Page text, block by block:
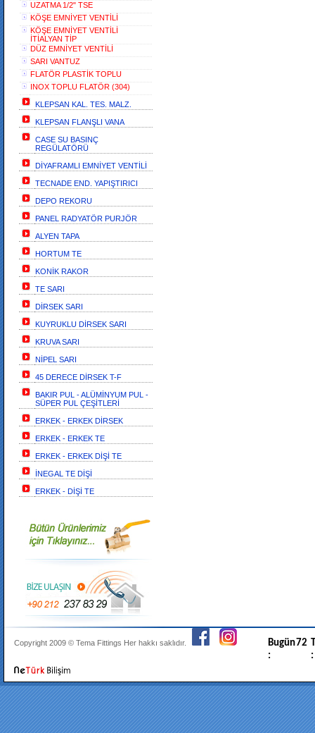
UZATMA 1/2" TSE
KÖŞE EMNİYET VENTİLİ
KÖŞE EMNİYET VENTİLİ
İTİALYAN TİP
DÜZ EMNİYET VENTİLİ
SARI VANTUZ
FLATÖR PLASTİK TOPLU
INOX TOPLU FLATÖR (304)
KLEPSAN KAL. TES. MALZ.
KLEPSAN FLANŞLI VANA
CASE SU BASINÇ
REGÜLATÖRÜ
DİYAFRAMLI EMNİYET VENTİLİ
TECNADE END. YAPIŞTIRICI
DEPO REKORU
PANEL RADYATÖR PURJÖR
ALYEN TAPA
HORTUM TE
KONİK RAKOR
TE SARI
DİRSEK SARI
KUYRUKLU DİRSEK SARI
KRUVA SARI
NİPEL SARI
45 DERECE DİRSEK T-F
BAKIR PUL - ALÜMİNYUM PUL -
SÜPER PUL ÇEŞİTLERİ
ERKEK - ERKEK DİRSEK
ERKEK - ERKEK TE
ERKEK - ERKEK DİŞİ TE
İNEGAL TE DİŞİ
ERKEK - DİŞİ TE
Copyright 2009 © Tema Fittings Her hakkı saklıdır.
Bugün
:
72
: